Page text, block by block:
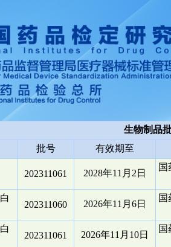
生物制品
批号 有效期至
202311061 2028年11月2日
国
202311060 2026年11月6日
国
202311061 2026年11月10日
国